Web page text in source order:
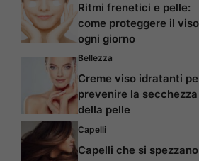
Ritmi frenetici e pelle:
come proteggere il viso
ogni giorno
Bellezza
Creme viso idratanti
prevenire la secchezza
della pelle
Capelli
Capelli che si